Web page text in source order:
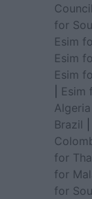
Council
for
Esim
Esim
Esim
Esim
Algeria
Brazil
for
for
for